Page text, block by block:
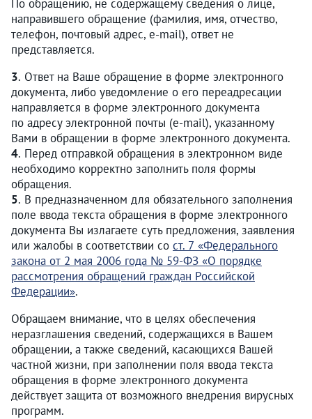
По обращению, не содержащему сведения о лице,
направившего обращение (фамилия, имя, отчество,
телефон, почтовый адрес, e-mail), ответ не
представляется.
3. Ответ на Ваше обращение в форме электронного
документа, либо уведомление о его переадресации
направляется в форме электронного документа
по адресу электронной почты (e-mail), указанному
Вами в обращении в форме электронного документа.
4. Перед отправкой обращения в электронном виде
необходимо корректно заполнить поля формы
обращения.
5. В предназначенном для обязательного заполнения
поле ввода текста обращения в форме электронного
документа Вы излагаете суть предложения, заявления
или жалобы в соответствии со ст. 7 «Федерального
закона от 2 мая 2006 года № 59-ФЗ «О порядке
рассмотрения обращений граждан Российской
Федерации».
Обращаем внимание, что в целях обеспечения
неразглашения сведений, содержащихся в Вашем
обращении, а также сведений, касающихся Вашей
частной жизни, при заполнении поля ввода текста
обращения в форме электронного документа
действует защита от возможного внедрения вирусных
программ.